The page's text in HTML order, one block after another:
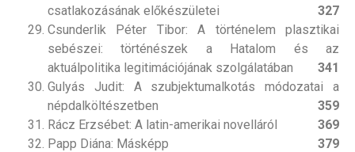
csatlakozásának előkészületei
327
Csunderlik Péter Tibor: A történelem plasztikai
sebészei: történészek a Hatalom és az
aktuálpolitika legitimációjának szolgálatában
341
Gulyás Judit: A szubjektumalkotás módozatai a
népdalköltészetben
359
Rácz Erzsébet: A latin-amerikai novelláról
369
Papp Diána: Másképp
379